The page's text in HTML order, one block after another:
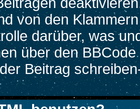
von den
darüber, was
über den
Beitrag